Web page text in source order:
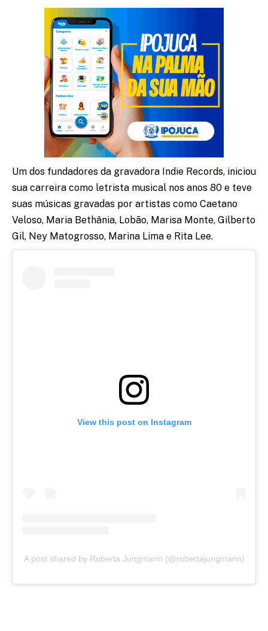
Um dos fundadores da gravadora Indie Records, iniciou
sua carreira como letrista musical nos anos 80 e teve
suas músicas gravadas por artistas como Caetano
Veloso, Maria Bethânia, Lobão, Marisa Monte, Gilberto
Gil, Ney Matogrosso, Marina Lima e Rita Lee.
View this post on Instagram
A post shared by Roberta Jungmann (@robertajungmann)